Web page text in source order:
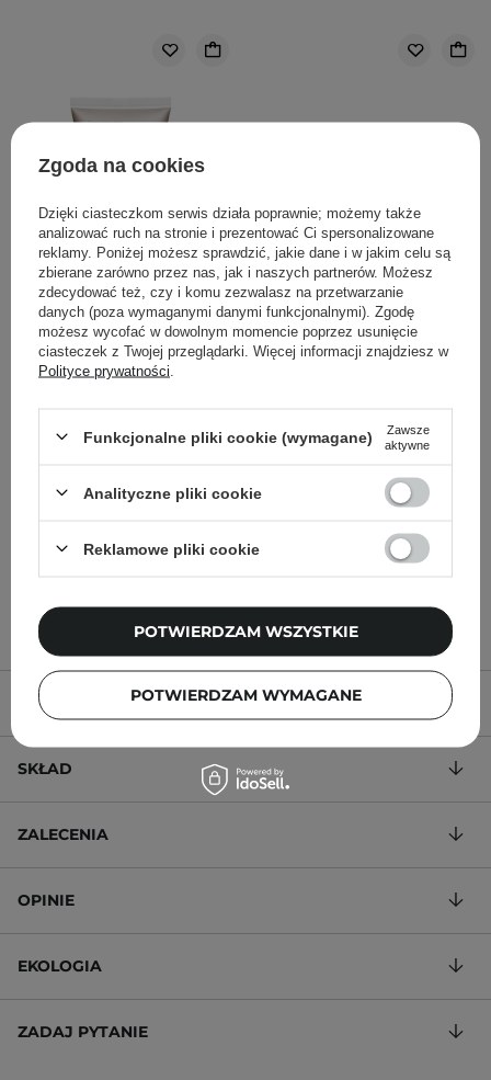
WYBÓR KOSMETOLOGA
- Krem Nawilżający do
Hialuronowym - 30ml
Plant-Derived Squalane -
100% Skwalan z Trzciny
OPIS PRODUKTU
SKŁAD
ZALECENIA
OPINIE
EKOLOGIA
ZADAJ PYTANIE
Zgoda na cookies
Dzięki ciasteczkom serwis działa poprawnie; możemy także
analizować ruch na stronie i prezentować Ci spersonalizowane
reklamy. Poniżej możesz sprawdzić, jakie dane i w jakim celu są
zbierane zarówno przez nas, jak i naszych partnerów. Możesz
zdecydować też, czy i komu zezwalasz na przetwarzanie
danych (poza wymaganymi danymi funkcjonalnymi). Zgodę
możesz wycofać w dowolnym momencie poprzez usunięcie
ciasteczek z Twojej przeglądarki. Więcej informacji znajdziesz w
Polityce prywatności
Funkcjonalne pliki cookie (wymagane)
Zawsze
aktywne
Analityczne pliki cookie
Reklamowe pliki cookie
POTWIERDZAM WYMAGANE
POTWIERDZAM WSZYSTKIE